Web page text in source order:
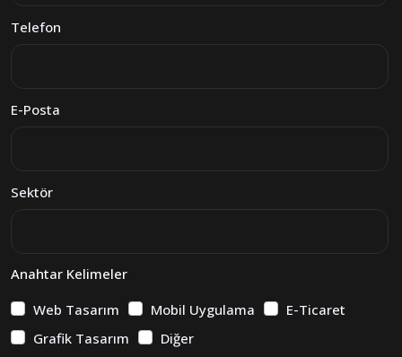
Telefon
E-Posta
Sektör
Anahtar Kelimeler
Web Tasarım
Mobil Uygulama
E-Ticaret
Grafik Tasarım
Diğer